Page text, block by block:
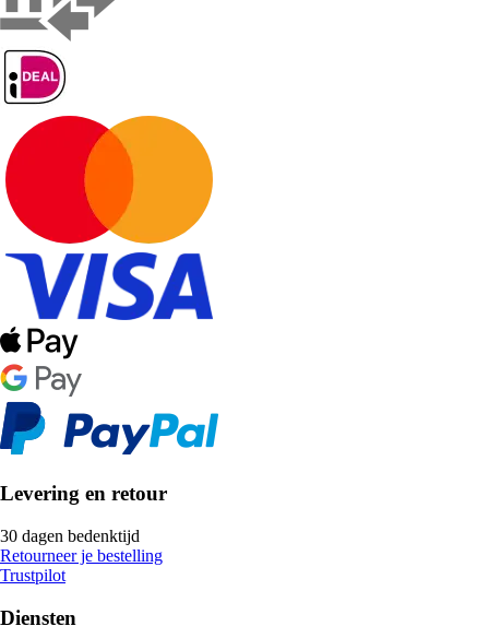
Levering en retour
30 dagen bedenktijd
Retourneer je bestelling
Trustpilot
Diensten